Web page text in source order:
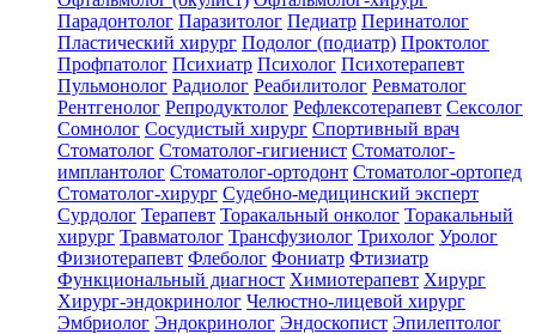
Парадонтолог Паразитолог Педиатр Перинатолог
Пластический хирург Подолог (подиатр) Проктолог
Профпатолог Психиатр Психолог Психотерапевт
Пульмонолог Радиолог Реабилитолог Ревматолог
Рентгенолог Репродуктолог Рефлексотерапевт Сексолог
Сомнолог Сосудистый хирург Спортивный врач
Стоматолог Стоматолог-гигиенист Стоматолог-
имплантолог Стоматолог-ортодонт Стоматолог-ортопед
Стоматолог-хирург Судебно-медицинский эксперт
Сурдолог Терапевт Торакальный онколог Торакальный
хирург Травматолог Трансфузиолог Трихолог Уролог
Физиотерапевт Флеболог Фониатр Фтизиатр
Функциональный диагност Химиотерапевт Хирург
Хирург-эндокринолог Челюстно-лицевой хирург
Эмбриолог Эндокринолог Эндоскопист Эпилептолог